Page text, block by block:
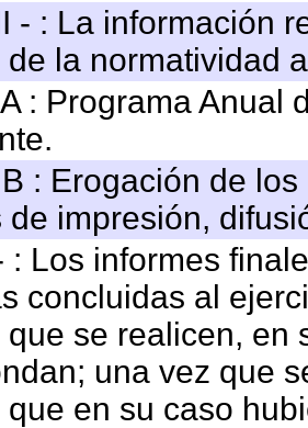
- : La información
la normatividad
: Programa Anual
: Erogación de
de impresión,
: Los informes
concluidas al
se realicen, en
una vez que
que en su caso